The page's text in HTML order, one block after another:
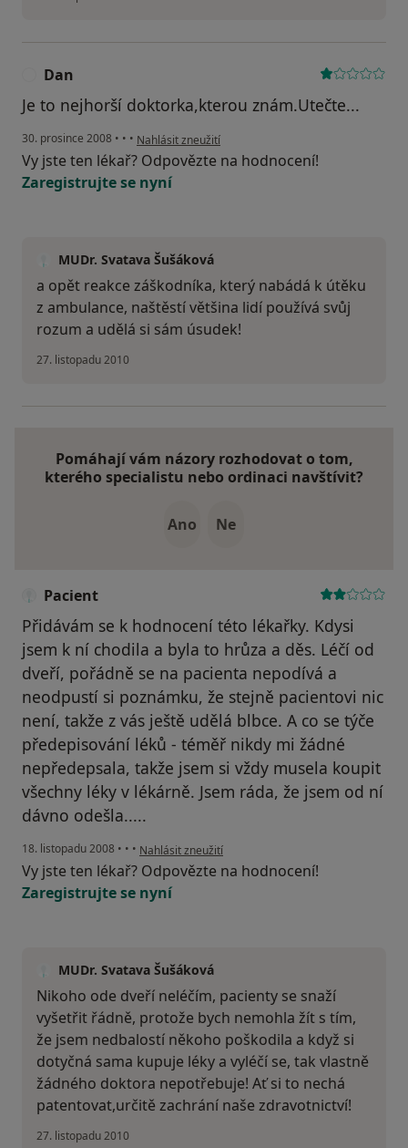
Dan
Je to nejhorší doktorka,kterou znám.Utečte...
30. prosince 2008 • • • podle názoru uživatele Dan
Nahlásit zneužití
Vy jste ten lékař? Odpovězte na hodnocení!
Zaregistrujte se nyní
MUDr. Svatava Šušáková
a opět reakce záškodníka, který nabádá k útěku
z ambulance, naštěstí většina lidí používá svůj
rozum a udělá si sám úsudek!
27. listopadu 2010
Pomáhají vám názory rozhodovat o tom,
kterého specialistu nebo ordinaci navštívit?
Ano Ne
Pacient
Přidávám se k hodnocení této lékařky. Kdysi
jsem k ní chodila a byla to hrůza a děs. Léčí od
dveří, pořádně se na pacienta nepodívá a
neodpustí si poznámku, že stejně pacientovi nic
není, takže z vás ještě udělá blbce. A co se týče
předepisování léků - téměř nikdy mi žádné
nepředepsala, takže jsem si vždy musela koupit
všechny léky v lékárně. Jsem ráda, že jsem od ní
dávno odešla.....
18. listopadu 2008 • • • podle názoru uživatele Pacient
Nahlásit zneužití
Vy jste ten lékař? Odpovězte na hodnocení!
Zaregistrujte se nyní
MUDr. Svatava Šušáková
Nikoho ode dveří neléčím, pacienty se snaží
vyšetřit řádně, protože bych nemohla žít s tím,
že jsem nedbalostí někoho poškodila a když si
dotyčná sama kupuje léky a vyléčí se, tak vlastně
žádného doktora nepotřebuje! Ať si to nechá
patentovat,určitě zachrání naše zdravotnictví!
27. listopadu 2010